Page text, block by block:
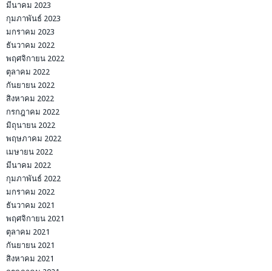
มีนาคม 2023
กุมภาพันธ์ 2023
มกราคม 2023
ธันวาคม 2022
พฤศจิกายน 2022
ตุลาคม 2022
กันยายน 2022
สิงหาคม 2022
กรกฎาคม 2022
มิถุนายน 2022
พฤษภาคม 2022
เมษายน 2022
มีนาคม 2022
กุมภาพันธ์ 2022
มกราคม 2022
ธันวาคม 2021
พฤศจิกายน 2021
ตุลาคม 2021
กันยายน 2021
สิงหาคม 2021